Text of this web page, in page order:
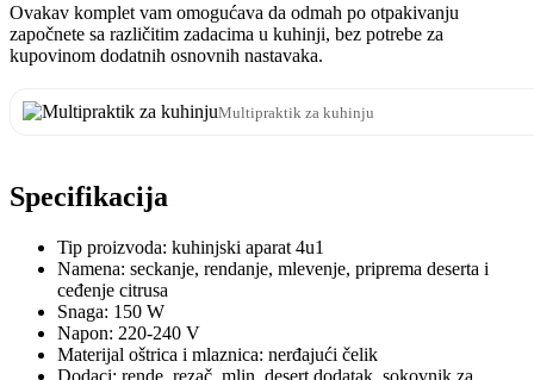
Ovakav komplet vam omogućava da odmah po otpakivanju
započnete sa različitim zadacima u kuhinji, bez potrebe za
kupovinom dodatnih osnovnih nastavaka.
Multipraktik za kuhinju
Specifikacija
Tip proizvoda: kuhinjski aparat 4u1
Namena: seckanje, rendanje, mlevenje, priprema deserta i
ceđenje citrusa
Snaga: 150 W
Napon: 220-240 V
Materijal oštrica i mlaznica: nerđajući čelik
Dodaci: rende, rezač, mlin, desert dodatak, sokovnik za